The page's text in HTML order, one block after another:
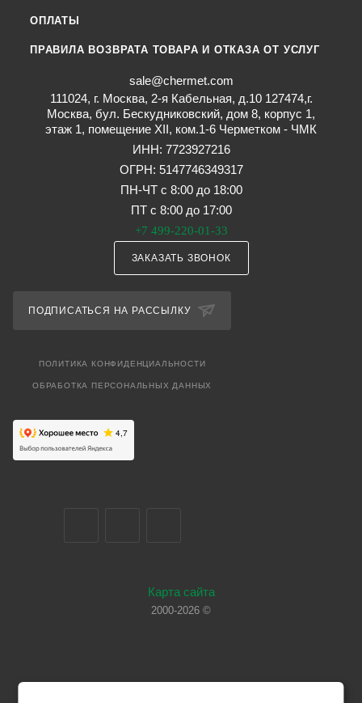
ОПЛАТЫ
ПРАВИЛА ВОЗВРАТА ТОВАРА И ОТКАЗА ОТ УСЛУГ
sale@chermet.com
111024, г. Москва, 2-я Кабельная, д.10 127474,г.
Москва, бул. Бескудниковский, дом 8, корпус 1,
этаж 1, помещение XII, ком.1-6 Черметком - ЧМК
ИНН: 7723927216
ОГРН: 5147746349317
ПН-ЧТ с 8:00 до 18:00
ПТ с 8:00 до 17:00
+7 499-220-01-33
ЗАКАЗАТЬ ЗВОНОК
ПОДПИСАТЬСЯ НА РАССЫЛКУ
ПОЛИТИКА КОНФИДЕНЦИАЛЬНОСТИ
ОБРАБОТКА ПЕРСОНАЛЬНЫХ ДАННЫХ
Карта сайта
2000-2026 ©